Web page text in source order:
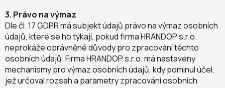
3. Právo na výmaz
Dle čl. 17 GDPR má subjekt údajů právo na výmaz osobních
údajů, které se ho týkají, pokud firma HRANDOP s.r.o.
neprokáže oprávněné důvody pro zpracování těchto
osobních údajů. Firma HRANDOP s.r.o. má nastaveny
mechanismy pro výmaz osobních údajů, kdy pominul účel,
jež určoval rozsah a parametry zpracování osobních